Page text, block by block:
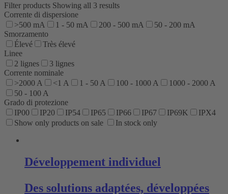
Filter products Showing all 3 results
Corrente di dispersione
>500 mA
1 - 50 mA 200 - 500 mA
50 - 200 mA
Smorzamento
Élevé
Très élevé
Linee
2 lignes
3 lignes
Corrente nominale
>2000 A
<1 A 1 - 50 A 100 - 1000 A
1000 - 2000 A
50 - 100 A
Grado di protezione
IP00
IP20 IP54 IP65 IP66 IP67 IP69K
IPX4
Show only products on sale
In stock only
Développement individuel
Des solutions adaptées, développées